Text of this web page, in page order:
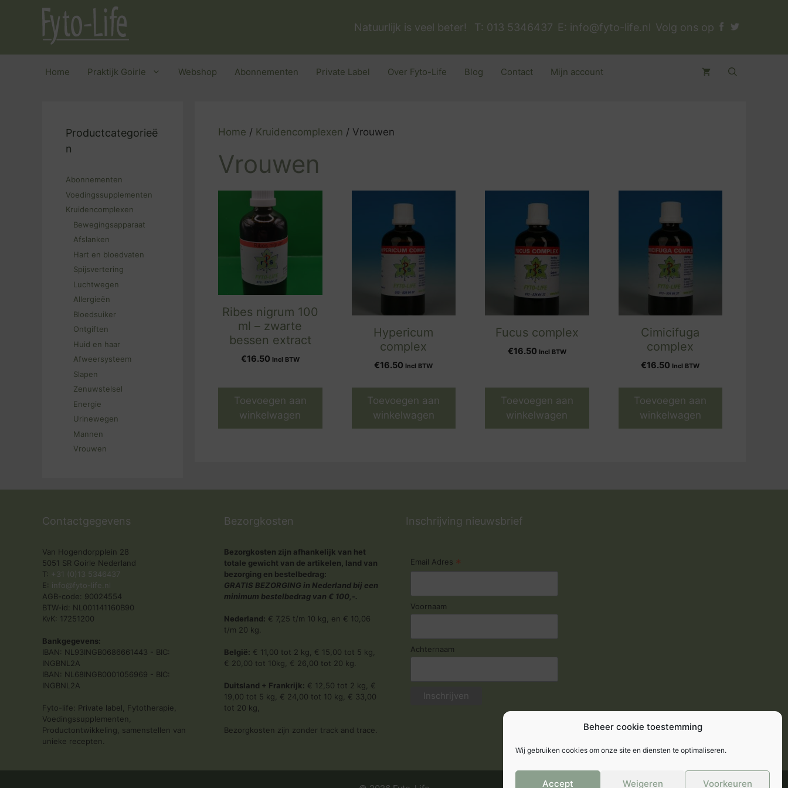
Beheer cookie toestemming
Wij gebruiken cookies om onze site en diensten te optimaliseren.
Accept Weigeren Voorkeuren
Natuurlijk is veel beter! T: 013 5346437 E: info@fyto-life.nl Volg ons op
Home Praktijk Goirle Webshop Abonnementen Private Label Over Fyto-Life Blog Contact Mijn account
Home / Kruidencomplexen / Vrouwen
Vrouwen
Ribes nigrum 100
ml – zwarte
bessen extract
€16.50 Incl BTW
Toevoegen aan
winkelwagen
Hypericum
complex
€16.50 Incl BTW
Toevoegen aan
winkelwagen
Fucus complex
€16.50 Incl BTW
Toevoegen aan
winkelwagen
Cimicifuga
complex
€16.50 Incl BTW
Toevoegen aan
winkelwagen
Productcategorieë
n
Abonnementen
Voedingssupplementen
Kruidencomplexen
Bewegingsapparaat
Afslanken
Hart en bloedvaten
Spijsvertering
Luchtwegen
Allergieën
Bloedsuiker
Ontgiften
Huid en haar
Afweersysteem
Slapen
Zenuwstelsel
Energie
Urinewegen
Mannen
Vrouwen
Contactgegevens
Van Hogendorpplein 28
5051 SR Goirle Nederland
T: +31 (0)13 5346437
E: info@fyto-life.nl
AGB-code: 90024554
BTW-id: NL001141160B90
KvK: 17251200
Bankgegevens:
IBAN: NL93INGB0686661443 - BIC:
INGBNL2A
IBAN: NL68INGB0001056969 - BIC:
INGBNL2A
Fyto-life: Private label, Fytotherapie,
Voedingssupplementen,
Productontwikkeling, samenstellen van
unieke recepten.
Bezorgkosten
Bezorgkosten zijn afhankelijk van het
totale gewicht van de artikelen, land van
bezorging en bestelbedrag:
GRATIS BEZORGING in Nederland bij een
minimum bestelbedrag van € 100,-.
Nederland: € 7,25 t/m 10 kg, en € 10,06
t/m 20 kg.
België: € 11,00 tot 2 kg, € 15,00 tot 5 kg,
€ 20,00 tot 10kg, € 26,00 tot 20 kg.
Duitsland + Frankrijk: € 12,50 tot 2 kg, €
19,00 tot 5 kg, € 24,00 tot 10 kg, € 33,00
tot 20 kg,
Bezorgkosten zijn zonder track and trace.
Inschrijving nieuwsbrief
Email Adres *
Voornaam
Achternaam